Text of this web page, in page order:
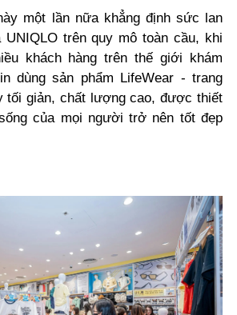
một lần nữa khẳng định sức lan
UNIQLO trên quy mô toàn cầu, khi
khách hàng trên thế giới khám
dùng sản phẩm LifeWear - trang
tối giản, chất lượng cao, được thiết
của mọi người trở nên tốt đẹp